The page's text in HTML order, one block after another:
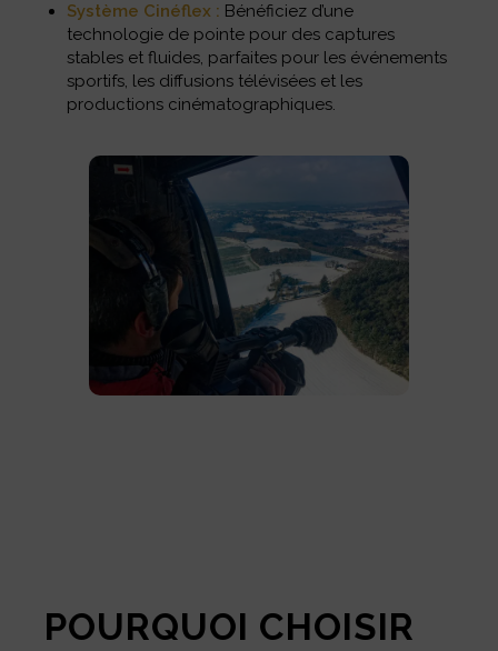
Système Cinéflex : Bénéficiez d’une
technologie de pointe pour des captures
stables et fluides, parfaites pour les événements
sportifs, les diffusions télévisées et les
productions cinématographiques.
POURQUOI CHOISIR